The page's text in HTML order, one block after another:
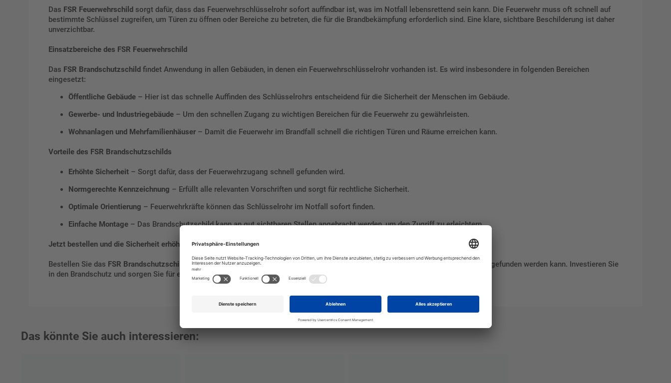
Das FSR Feuerwehrschild sorgt dafür, dass das Feuerwehrschlüsselrohr sofort auffindbar ist, was im Notfall lebensrettend sein kann. Die Feuerwehr muss oft schnell auf
bestimmte Schlüssel zugreifen, um Türen zu öffnen oder Bereiche zu betreten, die für die Brandbekämpfung erforderlich sind. Eine klare, sichtbare Beschilderung ist daher
unverzichtbar.
Einsatzbereiche des FSR Feuerwehrschild
Das FSR Brandschutzschild findet Anwendung in allen Gebäuden, in denen ein Feuerwehrschlüsselrohr vorhanden ist. Es wird insbesondere in folgenden Bereichen
eingesetzt:
Öffentliche Gebäude – Hier ist das schnelle Auffinden des Schlüsselrohrs entscheidend für die Sicherheit der Menschen im Gebäude.
Gewerbe- und Industriegebäude – Um den schnellen Zugang zu wichtigen Bereichen für die Feuerwehr zu gewährleisten.
Wohnanlagen und Mehrfamilienhäuser – Damit die Feuerwehr im Brandfall schnell die richtigen Türen und Räume erreichen kann.
Vorteile des FSR Brandschutzschilds
Erhöhte Sicherheit – Sorgt dafür, dass der Feuerwehrzugang schnell gefunden wird.
Normgerechte Kennzeichnung – Erfüllt alle relevanten Vorschriften und sorgt für rechtliche Sicherheit.
Optimale Orientierung – Feuerwehrkräfte können das Schlüsselrohr im Notfall sofort finden.
Einfache Montage – Das Brandschutzschild kann an gut sichtbaren Stellen angebracht werden, um den Zugriff zu erleichtern.
Jetzt bestellen und die Sicherheit erhöhen
Bestellen Sie das FSR Brandschutzschild
und stellen Sie sicher, dass das Feuerwehrschlüsselrohr im Notfall schnell und problemlos gefunden werden kann. Investieren Sie
in den Brandschutz und sorgen Sie für eine normgerechte und sichere Kennzeichnung.
Das könnte Sie auch interessieren: